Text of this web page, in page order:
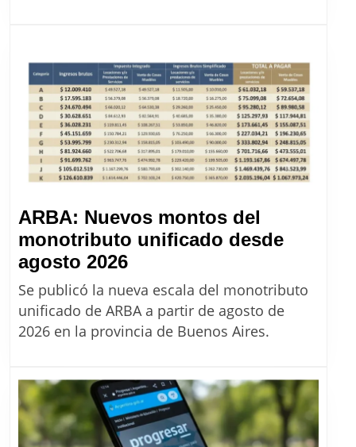
precios
de
Massalin
desde
agosto
2026
ARBA: Nuevos montos del
monotributo unificado desde
agosto 2026ARBA:
Nuevos
montos
del
desde
agosto
2026
Se publicó la nueva escala del monotributo
unificado de ARBA a partir de agosto de
2026 en la provincia de Buenos Aires.